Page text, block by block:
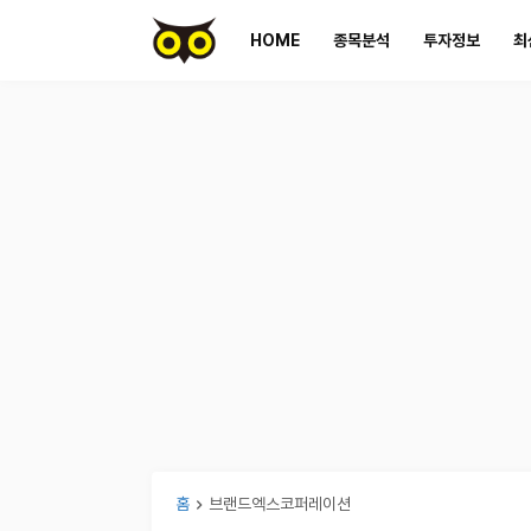
HOME 종목분석 투자정보 최
홈 브랜드엑스코퍼레이션